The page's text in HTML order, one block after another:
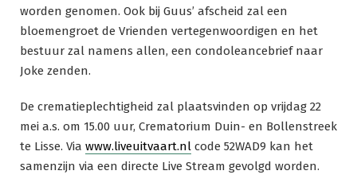
worden genomen. Ook bij Guus’ afscheid zal een
bloemengroet de Vrienden vertegenwoordigen en het
bestuur zal namens allen, een condoleancebrief naar
Joke zenden.
De crematieplechtigheid zal plaatsvinden op vrijdag 22
mei a.s. om 15.00 uur, Crematorium Duin- en Bollenstreek
te Lisse. Via www.liveuitvaart.nl code 52WAD9 kan het
samenzijn via een directe Live Stream gevolgd worden.